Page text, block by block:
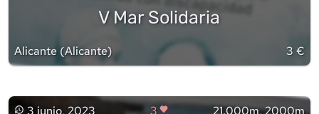
V Mar Solidaria
Alicante (Alicante) 3 €
3 junio, 2023 3 21.000m, 2000m